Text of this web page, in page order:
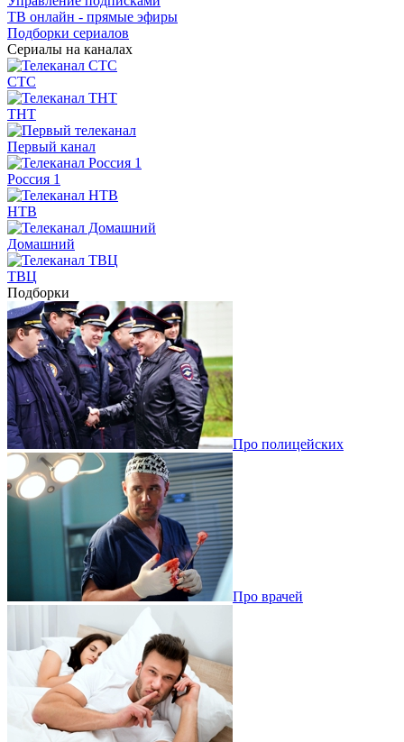
ТВ онлайн - прямые эфиры
Подборки сериалов
Сериалы на каналах
СТС
ТНТ
Первый канал
Россия 1
НТВ
Домашний
ТВЦ
Подборки
Про полицейских
Про врачей